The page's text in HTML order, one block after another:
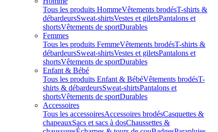
Tous les produits HommeVêtements brodésT-shirts &
débardeursSweat-shirtsVestes et giletsPantalons et
shortsVêtements de sportDurables
Femmes
Tous les produits FemmeVêtements brodésT-shirts &
débardeursSweat-shirtsVestes et giletsPantalons et
shortsVêtements de sportDurables
Enfant & Bébé
Tous les produits Enfant & BébéVêtements brodésT-
shirts & débardeursSweat-shirtsPantalons et
shortsVêtements de sportDurables
Accessoires
Tous les accessoiresAccessoires brodésCasquettes &
chapeauxSacs et sacs à dosChaussettes &